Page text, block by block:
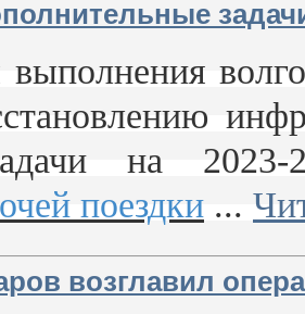
выполнения
на
поездки ...
возглавил